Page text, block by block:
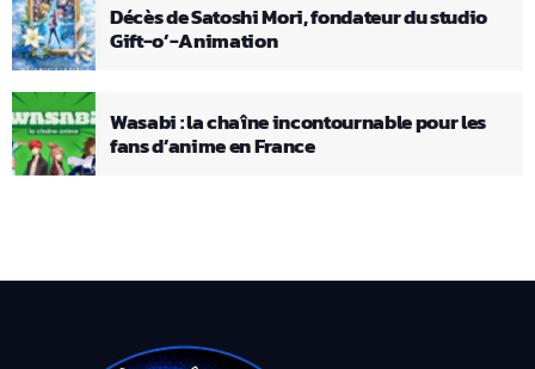
Décès de Satoshi Mori, fondateur du studio
Gift-o’-Animation
Wasabi : la chaîne incontournable pour les
fans d’anime en France